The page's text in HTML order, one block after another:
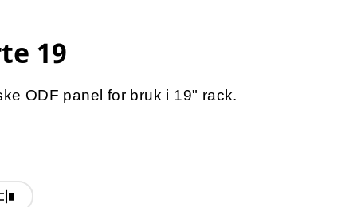
19
ODF panel for bruk i 19" rack.